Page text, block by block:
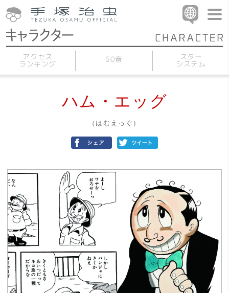
アクセス
ランキング 50音 スター
システム
ハム・エッグ
（はむえっぐ）